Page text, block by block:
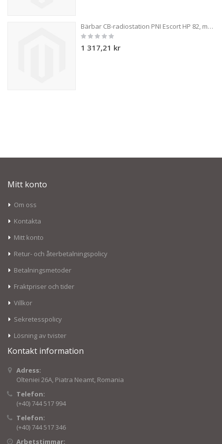
Bärbar CB-radiostation PNI Escort HP 82, multistandard, 4W, 12V, AM-FM, NRC, Dual Watch, Roger Beep, justerbar ASQ SQ, VOX
Rating:
0%
1 317,21 kr
Mitt konto
Om oss
Kontakta
Mitt konto
Retur- och återbetalningspolicy
Betalningsmetoder
Fraktpriser och tider
Villkor
Sekretesspolicy
Lösning av tvister
Kontakt information
Adress:
Olteniei 26A, Piatra Neamt, Romania
Telefon:
(+40) 744 517 994
Telefon:
(+40) 744 517 346
Arbetstimmar: